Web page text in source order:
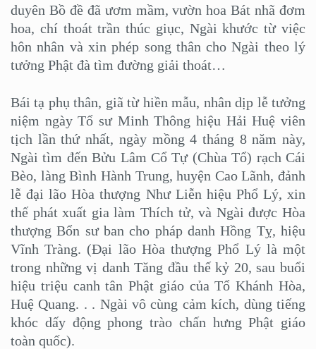
duyên Bồ đề đã ươm mầm, vườn hoa Bát nhã đơm
hoa, chí thoát trần thúc giục, Ngài khước từ việc
hôn nhân và xin phép song thân cho Ngài theo lý
tưởng Phật đà tìm đường giải thoát…
Bái tạ phụ thân, giã từ hiền mẫu, nhân dịp lễ tưởng
niệm ngày Tổ sư Minh Thông hiệu Hải Huệ viên
tịch lần thứ nhất, ngày mồng 4 tháng 8 năm này,
Ngài tìm đến Bửu Lâm Cổ Tự (Chùa Tổ) rạch Cái
Bèo, làng Bình Hành Trung, huyện Cao Lãnh, đảnh
lễ đại lão Hòa thượng Như Liễn hiệu Phổ Lý, xin
thế phát xuất gia làm Thích tử, và Ngài được Hòa
thượng Bổn sư ban cho pháp danh Hồng Tỵ, hiệu
Vĩnh Tràng. (Đại lão Hòa thượng Phổ Lý là một
trong những vị danh Tăng đầu thế kỷ 20, sau buổi
hiệu triệu canh tân Phật giáo của Tổ Khánh Hòa,
Huệ Quang. . . Ngài vô cùng cảm kích, dùng tiếng
khóc dấy động phong trào chấn hưng Phật giáo
toàn quốc).